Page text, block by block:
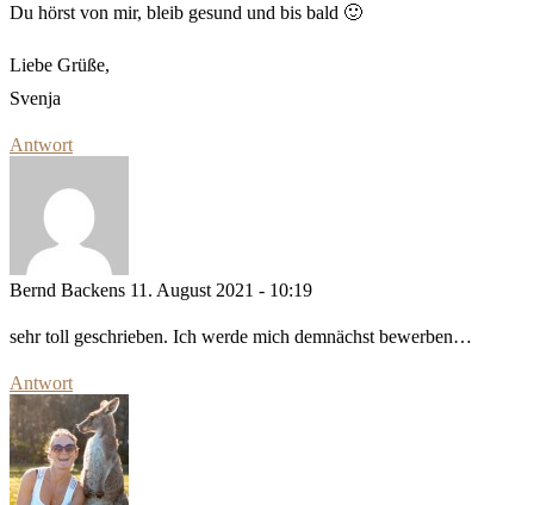
Du hörst von mir, bleib gesund und bis bald 🙂
Liebe Grüße,
Svenja
Antwort
Bernd Backens 11. August 2021 - 10:19
sehr toll geschrieben. Ich werde mich demnächst bewerben…
Antwort